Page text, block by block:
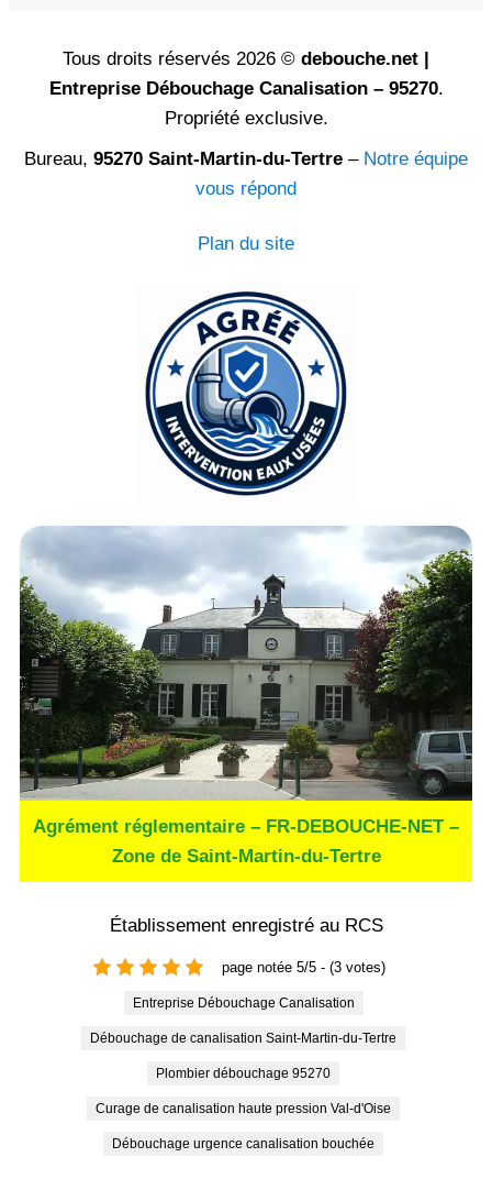
Tous droits réservés 2026 © debouche.net |
Entreprise Débouchage Canalisation – 95270.
Propriété exclusive.
Bureau, 95270 Saint-Martin-du-Tertre – Notre équipe
vous répond
Plan du site
Agrément réglementaire – FR-DEBOUCHE-NET –
Zone de Saint-Martin-du-Tertre
Établissement enregistré au RCS
page notée 5/5 - (3 votes)
Entreprise Débouchage Canalisation
Débouchage de canalisation Saint-Martin-du-Tertre
Plombier débouchage 95270
Curage de canalisation haute pression Val-d'Oise
Débouchage urgence canalisation bouchée